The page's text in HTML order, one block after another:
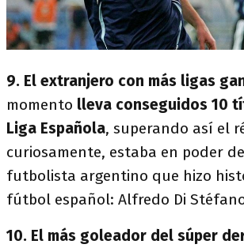
9. El extranjero con más ligas
momento lleva conseguidos 10
Liga Española, superando así el
curiosamente, estaba en poder
futbolista argentino que hizo
fútbol español: Alfredo Di
10. El más goleador del súper